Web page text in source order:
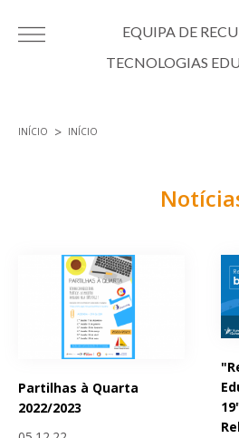
EQUIPA DE
TECNOLOGIAS
INÍCIO INÍCIO
Partilhas à Quarta
2022/2023
Páginas